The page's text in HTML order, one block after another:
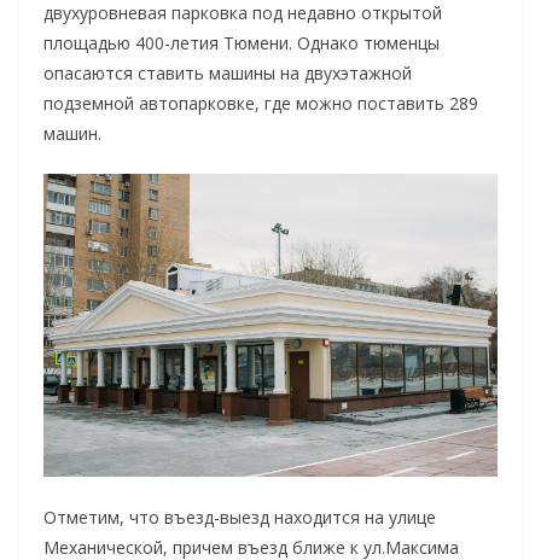
двухуровневая парковка под недавно открытой
площадью 400-летия Тюмени. Однако тюменцы
опасаются ставить машины на двухэтажной
подземной автопарковке, где можно поставить 289
машин.
Отметим, что въезд-выезд находится на улице
Механической, причем въезд ближе к ул.Максима